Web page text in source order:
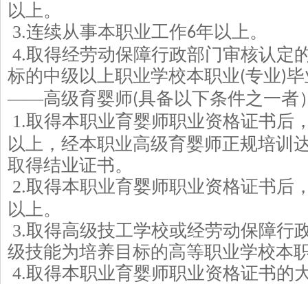
以上。
3.连续从事本职业工作6年以上。
4.取得经劳动保障行政部门审核认定
标的中级以上职业学校本职业(专业)
——高级育婴师(具备以下条件之一者
1.取得本职业育婴师职业资格证书后
以上，经本职业高级育婴师正规培训
取得结业证书。
2.取得本职业育婴师职业资格证书后
以上。
3.取得高级技工学校或经劳动保障行
级技能为培养目标的高等职业学校本
4.取得本职业育婴师职业资格证书的